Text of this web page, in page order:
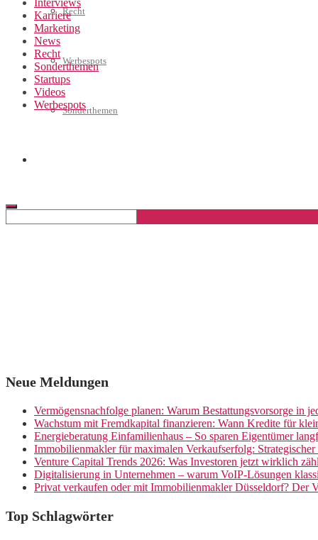
Recht
Werbespots
Sonderthemen
Interviews
Karriere
Marketing
News
Recht
Sonderthemen
Startups
Videos
Werbespots
Neue Meldungen
Vermögensnachfolge planen: Warum Bestattungsvorsorge in
Wachstum mit Fremdkapital finanzieren: Wann Kredite für
Energieberatung Einfamilienhaus – So sparen Eigentümer
Immobilienmakler für maximalen Verkaufserfolg:
Venture Capital Trends 2026: Was Investoren jetzt wirklich
Digitalisierung in Unternehmen – warum VoIP-Lösungen
Privat verkaufen oder mit Immobilienmakler Düsseldorf? Der
Top Schlagwörter